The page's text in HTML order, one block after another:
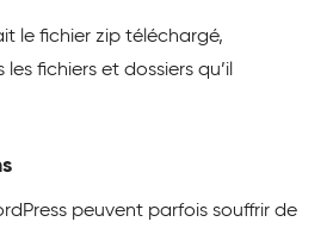
le fichier zip téléchargé,
fichiers et dossiers qu’il
peuvent parfois souffrir de